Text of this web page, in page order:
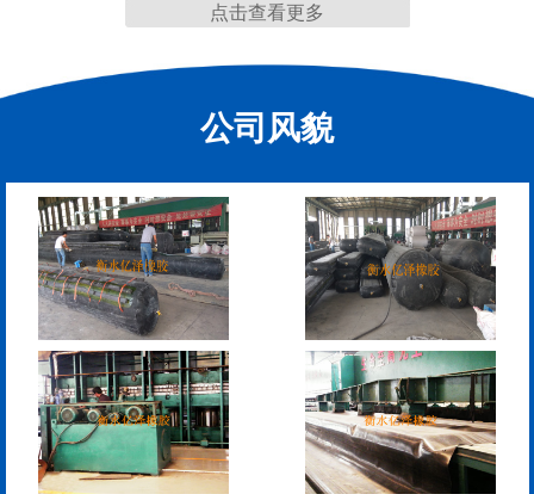
缩缝
L型桥梁伸缩缝 Z型桥梁伸缩缝
点击查看更多
公司风貌